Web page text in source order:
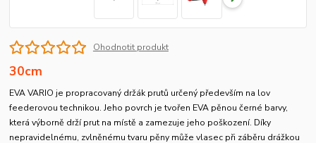
Ohodnotit produkt
30cm
EVA VARIO je propracovaný držák prutů určený především na lov
feederovou technikou. Jeho povrch je tvořen EVA pěnou černé barvy,
která výborně drží prut na místě a zamezuje jeho poškození. Díky
nepravidelnému, zvlněnému tvaru pěny může vlasec při záběru drážkou